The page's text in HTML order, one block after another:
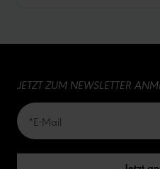
20
JETZT ZUM NEWSLETTER